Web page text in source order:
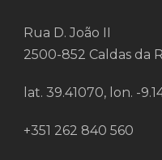
Rua D. João II
2500-852 Caldas da
lat. 39.41070, lon. -
+351 262 840 560